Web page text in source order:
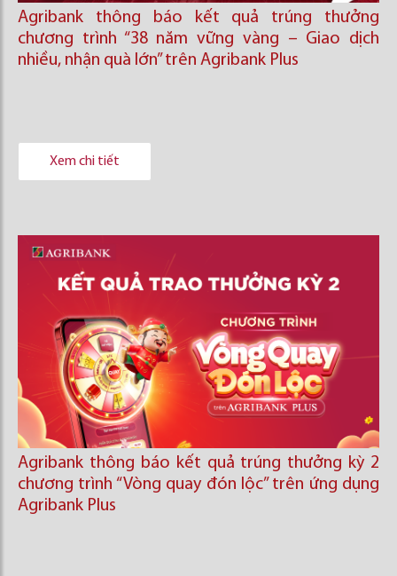
Agribank thông báo kết quả trúng thưởng
chương trình “38 năm vững vàng – Giao dịch
nhiều, nhận quà lớn” trên Agribank Plus
Xem chi tiết
Agribank thông báo kết quả trúng thưởng kỳ 2
chương trình “Vòng quay đón lộc’’ trên ứng dụng
Agribank Plus